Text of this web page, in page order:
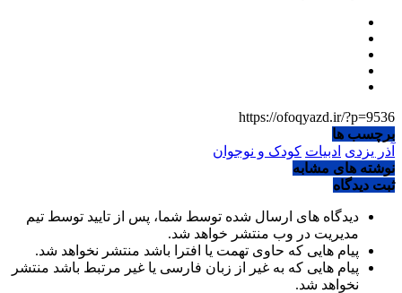
https://ofoqyazd.ir/?p=9536
برچسب ها
آذر یزدی ادبیات کودک و نوجوان
نوشته های مشابه
ثبت دیدگاه
دیدگاه های ارسال شده توسط شما، پس از تایید توسط تیم
مدیریت در وب منتشر خواهد شد.
پیام هایی که حاوی تهمت یا افترا باشد منتشر نخواهد شد.
پیام هایی که به غیر از زبان فارسی یا غیر مرتبط باشد منتشر
نخواهد شد.